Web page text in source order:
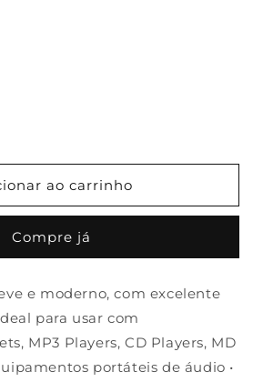
ao carrinho
Compre já
e moderno, com excelente
para usar com
MP3 Players, CD Players, MD
portáteis de áudio •